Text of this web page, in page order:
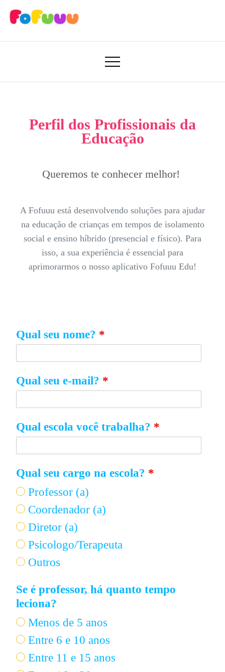
Fofuuu 🧠🚀
Aprender Brincando
Perfil dos Profissionais da
Educação
Queremos te conhecer melhor!
A Fofuuu está desenvolvendo soluções para ajudar
na educação de crianças em tempos de isolamento
social e ensino híbrido (presencial e físico). Para
isso, a sua experiência é essencial para
aprimorarmos o nosso aplicativo Fofuuu Edu!
Qual seu nome? *
Qual seu e-mail? *
Qual escola você trabalha? *
Qual seu cargo na escola? *
Professor (a)
Coordenador (a)
Diretor (a)
Psicologo/Terapeuta
Outros
Se é professor, há quanto tempo
leciona?
Menos de 5 anos
Entre 6 e 10 anos
Entre 11 e 15 anos